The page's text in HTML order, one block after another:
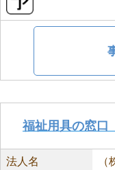
福祉用具の窓
法人名